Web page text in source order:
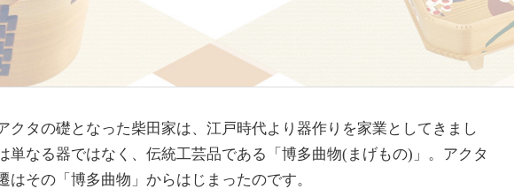
クタの礎となった柴田家は、江戸時代より器作りを家業としてきまし
単なる器ではなく、伝統工芸品である「博多曲物(まげもの)」。アクタ
はその「博多曲物」からはじまったのです。